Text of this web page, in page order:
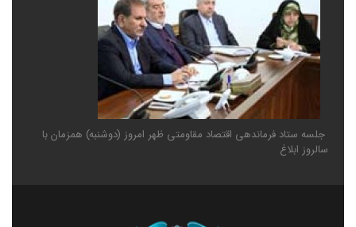
جلسه ستاد فرماندهی اقتصاد مقاومتی ظهر امروز (دوشنبه) همزمان با
سالروز ابلاغ